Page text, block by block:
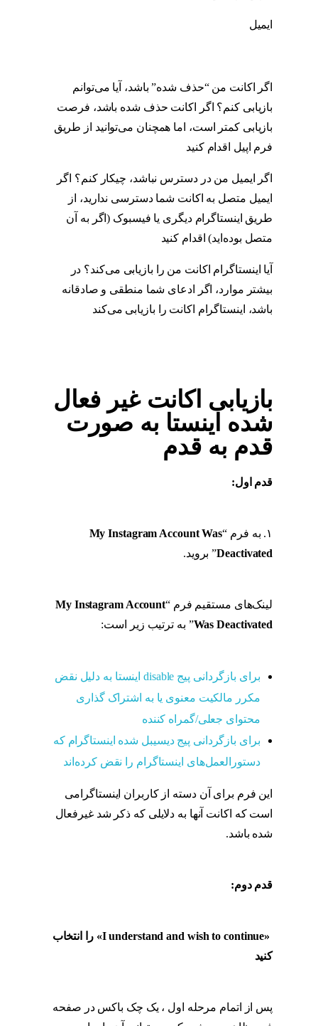
ایمیل
اگر اکانت من “حذف شده” باشد، آیا می‌توانم
بازیابی کنم؟ اگر اکانت حذف شده باشد، فرصت
بازیابی کمتر است، اما همچنان می‌توانید از طریق
فرم اپیل اقدام کنید
اگر ایمیل من در دسترس نباشد، چیکار کنم؟ اگر
ایمیل متصل به اکانت شما دسترسی ندارید، از
طریق اینستاگرام دیگری یا فیسبوک (اگر به آن
متصل بوده‌اید) اقدام کنید
آیا اینستاگرام اکانت من را بازیابی می‌کند؟ در
بیشتر موارد، اگر ادعای شما منطقی و صادقانه
باشد، اینستاگرام اکانت را بازیابی می‌کند
بازیابی اکانت غیر فعال
شده اینستا به صورت
قدم به قدم
قدم اول:
۱. به فرم “
My Instagram Account Was
Deactivated” بروید.
لینک‌های مستقیم فرم “My Instagram Account
Was Deactivated” به ترتیب زیر است:
برای بازگردانی پیج disable اینستا به دلیل نقض
مکرر مالکیت معنوی یا به اشتراک گذاری
محتوای جعلی/گمراه کننده
برای بازگردانی پیج دیسیبل شده اینستاگرام که
دستورالعمل‌های اینستاگرام را نقض کرده‌اند
این فرم برای آن دسته از کاربران اینستاگرامی
است که اکانت آنها به دلایلی که ذکر شد غیرفعال
شده باشد.
قدم دوم:
«I understand and wish to continue»
را انتخاب
کنید
پس از اتمام مرحله اول ، یک چک باکس در صفحه